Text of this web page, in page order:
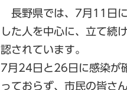
長野県では、7月11日に
した人を中心に、立て続
認されています。
7月24日と26日に感染が
っておらず、市民の皆さ